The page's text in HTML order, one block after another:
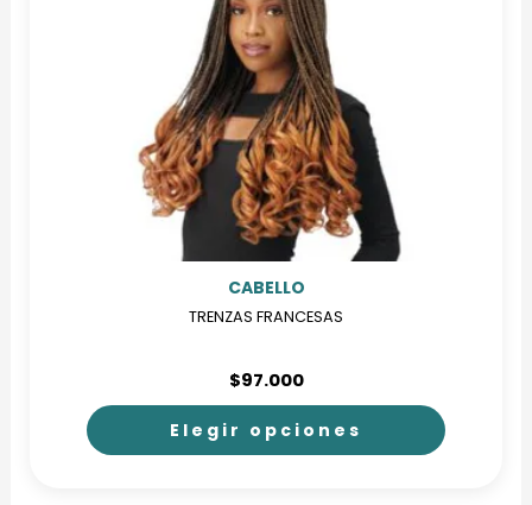
CABELLO
TRENZAS FRANCESAS
$97.000
Elegir opciones